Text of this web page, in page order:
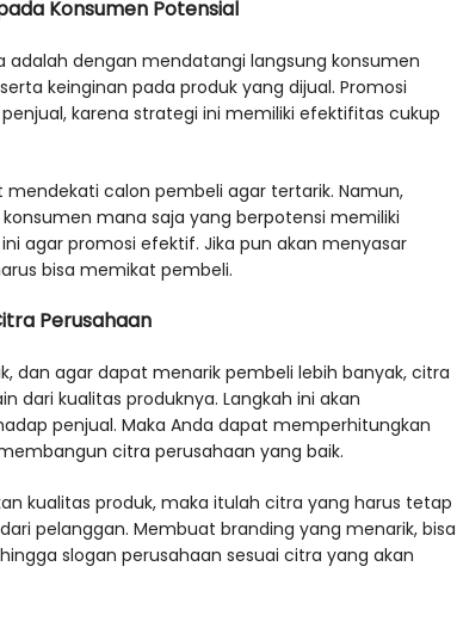
Konsumen Potensial
adalah dengan mendatangi langsung konsumen
keinginan pada produk yang dijual. Promosi
karena strategi ini memiliki efektifitas cukup
calon pembeli agar tertarik. Namun,
mana saja yang berpotensi memiliki
agar promosi efektif. Jika pun akan menyasar
bisa memikat pembeli.
Perusahaan
dan agar dapat menarik pembeli lebih banyak, citra
dari kualitas produknya. Langkah ini akan
penjual. Maka Anda dapat memperhitungkan
citra perusahaan yang baik.
kualitas produk, maka itulah citra yang harus tetap
pelanggan. Membuat branding yang menarik, bisa
slogan perusahaan sesuai citra yang akan